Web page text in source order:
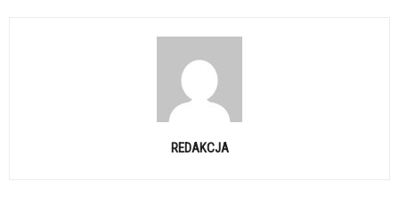
REDAKCJA